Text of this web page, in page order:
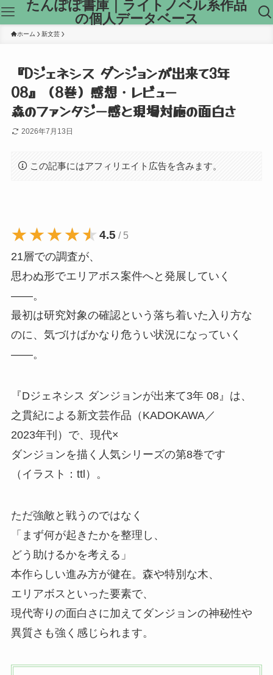
たんぽぽ書庫｜ライトノベル系作品
の個人データベース
ホーム 新文芸
『Dジェネシス ダンジョンが出来て3年
08』（8巻）感想・レビュー
森のファンタジー感と現場対応の面白さ
2026年7月13日
この記事にはアフィリエイト広告を含みます。
★★★★★
★★★★★ 4.5 / 5
21層での調査が、
思わぬ形でエリアボス案件へと発展していく
——。
最初は研究対象の確認という落ち着いた入り方な
のに、 気づけばかなり危うい状況になっていく
——。
『Dジェネシス ダンジョンが出来て3年 08』 は、
之貫紀による新文芸作品（KADOKAWA／
2023年刊） で、 現代×
ダンジョンを描く人気シリーズの第8巻です
（イラスト：ttl） 。
ただ強敵と戦うのではなく
「まず何が起きたかを整理し、
どう助けるかを考える」
本作らしい進み方が健在。 森や特別な木、
エリアボスといった要素で、
現代寄りの面白さに加えてダンジョンの神秘性や
異質さも強く感じられます。